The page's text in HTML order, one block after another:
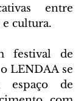
entre
cultura.
festival de
LENDAA se
de